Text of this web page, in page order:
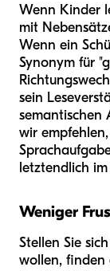
Wenn Kinder
mit
Wenn ein
Synonym für
sein
semantischen
wir
letztendlich
Weniger
Stellen Sie
wollen, finden